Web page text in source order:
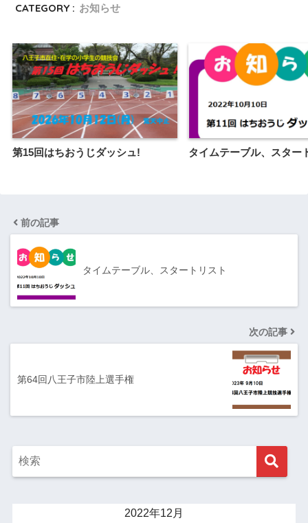
CATEGORY : お知らせ
第15回はちおうじダッシュ! タイムテーブル、スター
前の記事
タイムテーブル、スタートリスト
次の記事
第64回八王子市陸上選手権
2022年12月